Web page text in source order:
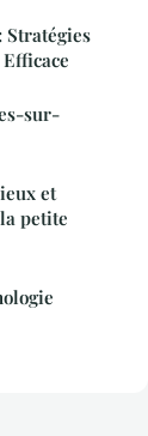
Stratégies
sur-
et
petite